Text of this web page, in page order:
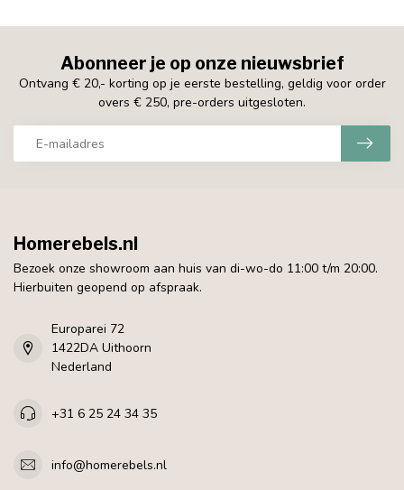
Abonneer je op onze nieuwsbrief
Ontvang € 20,- korting op je eerste bestelling, geldig voor order
overs € 250, pre-orders uitgesloten.
Homerebels.nl
Bezoek onze showroom aan huis van di-wo-do 11:00 t/m 20:00.
Hierbuiten geopend op afspraak.
Europarei 72
1422DA Uithoorn
Nederland
+31 6 25 24 34 35
info@homerebels.nl